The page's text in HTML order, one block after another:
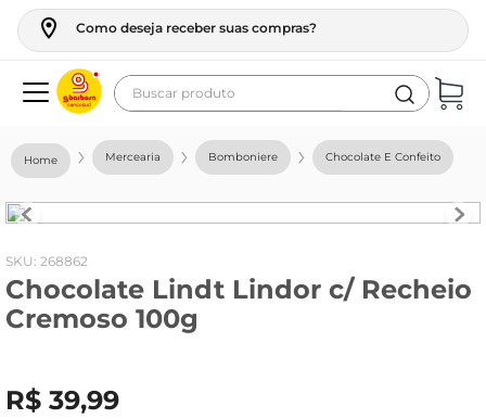
Como deseja receber suas compras?
Buscar produto
Mercearia Bomboniere Chocolate E Confeito
: 268862
Chocolate Lindt Lindor c/ Recheio
Cremoso 100g
R$ 39,99
geladeira
fogao
café
cerveja
leite